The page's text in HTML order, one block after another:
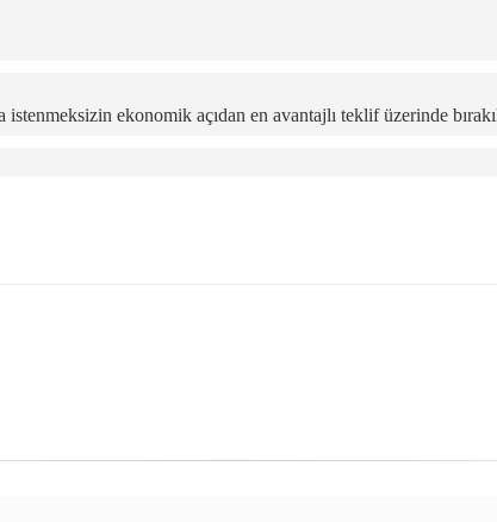
ekonomik açıdan en avantajlı teklif üzerinde